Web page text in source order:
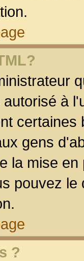
à
gens
la mise
pouvez
?